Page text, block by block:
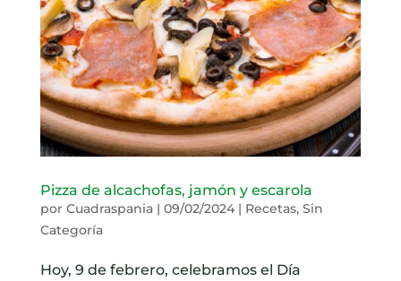
Pizza de alcachofas, jamón y escarola
por Cuadraspania| 09/02/2024| Recetas, Sin
Categoría
Hoy, 9 de febrero, celebramos el Día